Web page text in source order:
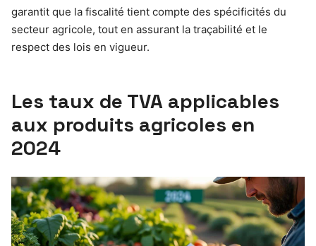
garantit que la fiscalité tient compte des spécificités du
secteur agricole, tout en assurant la traçabilité et le
respect des lois en vigueur.
Les taux de TVA applicables
aux produits agricoles en
2024